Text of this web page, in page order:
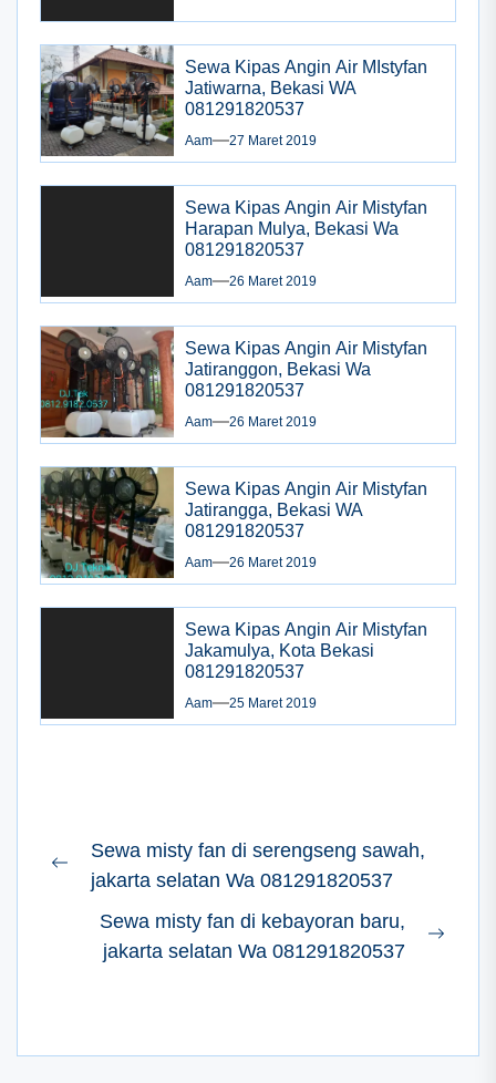
Sewa Kipas Angin Air MIstyfan
Jatiwarna, Bekasi WA
081291820537
Aam 27 Maret 2019
Sewa Kipas Angin Air Mistyfan
Harapan Mulya, Bekasi Wa
081291820537
Aam 26 Maret 2019
Sewa Kipas Angin Air Mistyfan
Jatiranggon, Bekasi Wa
081291820537
Aam 26 Maret 2019
Sewa Kipas Angin Air Mistyfan
Jatirangga, Bekasi WA
081291820537
Aam 26 Maret 2019
Sewa Kipas Angin Air Mistyfan
Jakamulya, Kota Bekasi
081291820537
Aam 25 Maret 2019
Navigasi
pos
Previous
Sewa misty fan di serengseng sawah,
jakarta selatan Wa 081291820537
Sewa misty fan di kebayoran baru,
jakarta selatan Wa 081291820537